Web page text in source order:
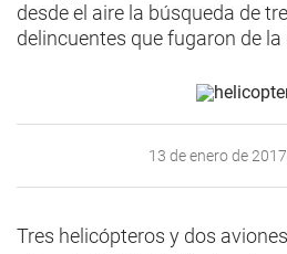
desde el aire la búsqueda de
delincuentes que fugaron de la
13 de enero de
Tres helicópteros y dos